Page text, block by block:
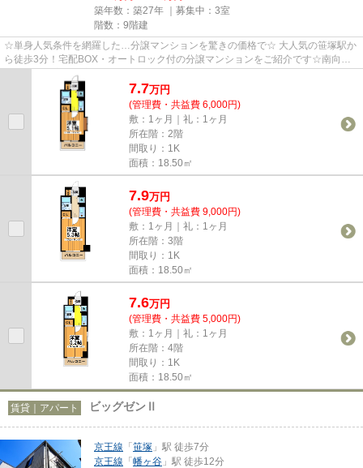
築年数：築27年 ｜募集中： 3室
階数：9階建
☆単身人気条件を網羅した…分譲マンションを驚きの価格で☆ 大人気の笹塚駅か
ら徒歩3分！宅配BOX・オートロック付の分譲マンションをご紹介です☆南向
き、明るい室内、室内洗濯機置き場と...
7.7万円
(管理費・共益費 6,000円)
敷：1ヶ月｜礼：1ヶ月
所在階：2階
間取り：1K
面積：18.50㎡
7.9万円
(管理費・共益費 9,000円)
敷：1ヶ月｜礼：1ヶ月
所在階：3階
間取り：1K
面積：18.50㎡
7.6万円
(管理費・共益費 5,000円)
敷：1ヶ月｜礼：1ヶ月
所在階：4階
間取り：1K
面積：18.50㎡
賃貸｜アパート ビッグゼンⅡ
京王線 「笹塚 」駅 徒歩7分
京王線 「幡ヶ谷 」駅 徒歩12分